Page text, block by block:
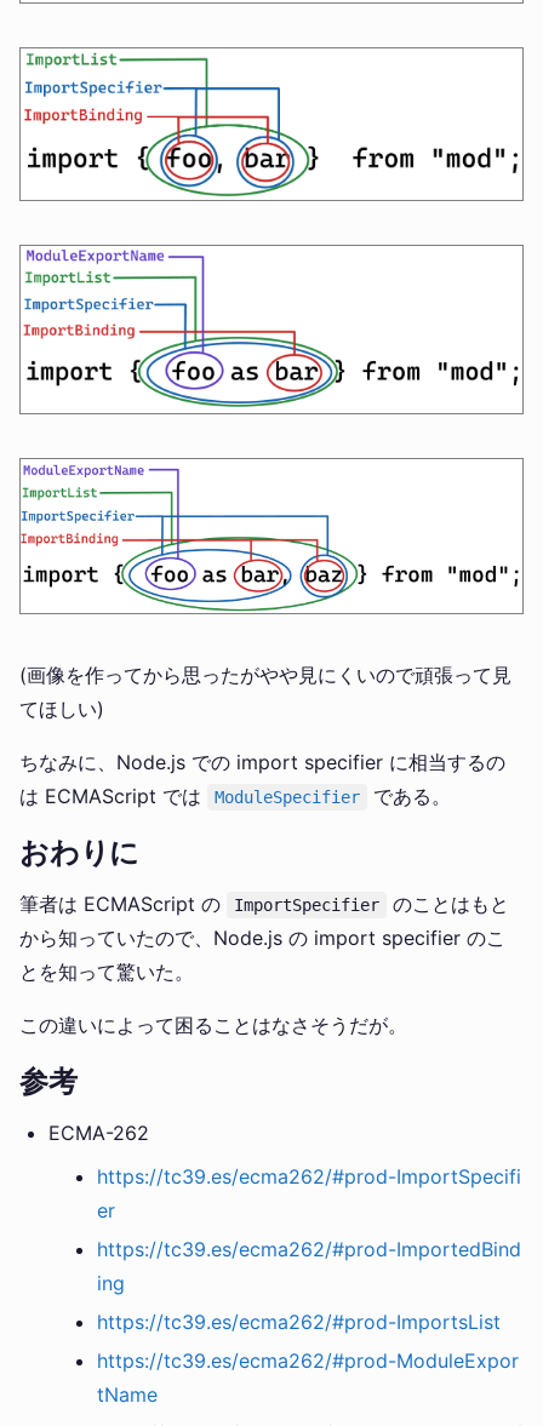
(画像を作ってから思ったがやや見にくいので頑張って見
てほしい)
ちなみに、Node.js での import specifier に相当するの
は ECMAScript では
ModuleSpecifier である。
おわりに
筆者は ECMAScript の ImportSpecifier
のことはもと
から知っていたので、Node.js の import specifier のこ
とを知って驚いた。
この違いによって困ることはなさそうだが。
参考
ECMA-262
https://tc39.es/ecma262/#prod-ImportSpecifi
er
https://tc39.es/ecma262/#prod-ImportedBind
ing
https://tc39.es/ecma262/#prod-ImportsList
https://tc39.es/ecma262/#prod-ModuleExpor
tName